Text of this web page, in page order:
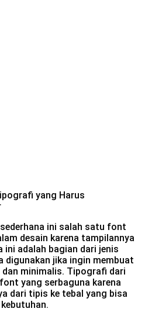
ini salah satu font
desain karena tampilannya
adalah bagian dari jenis
digunakan jika ingin membuat
dan minimalis. Tipografi dari
yang serbaguna karena
dari tipis ke tebal yang bisa